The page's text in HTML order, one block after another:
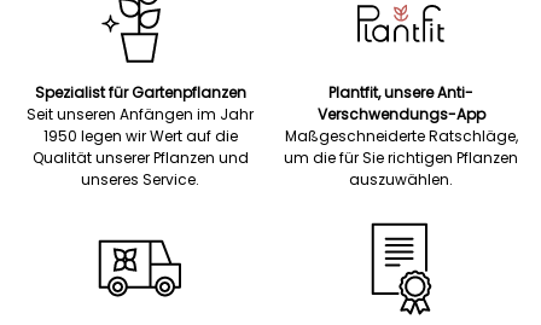
Spezialist für Gartenpflanzen
Seit unseren Anfängen im Jahr
1950 legen wir Wert auf die
Qualität unserer Pflanzen und
unseres Service.
Plantfit, unsere Anti-
Verschwendungs-App
Maßgeschneiderte Ratschläge,
um die für Sie richtigen Pflanzen
auszuwählen.